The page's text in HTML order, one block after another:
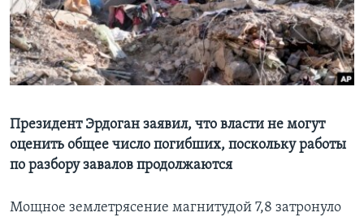
Learning English
СОЦИАЛЬНЫЕ СЕТИ
Языки
Президент Эрдоган заявил, что власти не могут
оценить общее число погибших, поскольку работы
по разбору завалов продолжаются
Мощное землетрясение магнитудой 7,8 затронуло